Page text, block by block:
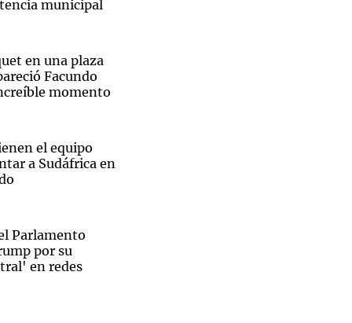
municipal
en una plaza
Facundo
momento
el equipo
a Sudáfrica en
Parlamento
por su
en redes